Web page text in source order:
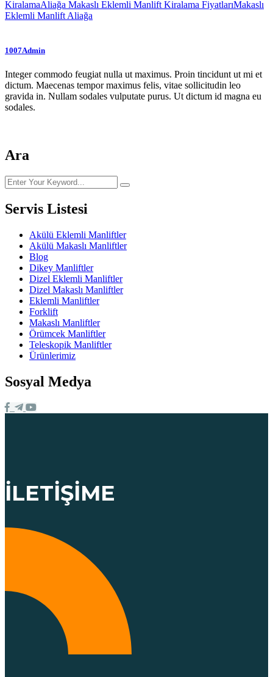
KiralamaAliağa Makaslı Eklemli Manlift Kiralama FiyatlarıMakaslı
Eklemli Manlift Aliağa
1007Admin
Integer commodo feugiat nulla ut maximus. Proin tincidunt ut mi et
dictum. Maecenas tempor maximus felis, vitae sollicitudin leo
gravida in. Nullam sodales vulputate purus. Ut dictum id magna eu
sodales.
Ara
Servis Listesi
Akülü Eklemli Manliftler
Akülü Makaslı Manliftler
Blog
Dikey Manliftler
Dizel Eklemli Manliftler
Dizel Makaslı Manliftler
Eklemli Manliftler
Forklift
Makaslı Manliftler
Örümcek Manliftler
Teleskopik Manliftler
Ürünlerimiz
Sosyal Medya
İLETIŞIME